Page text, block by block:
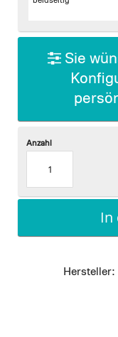
gallery
Sie
Anzahl
In
Hersteller: